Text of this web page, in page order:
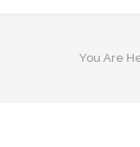
You Are